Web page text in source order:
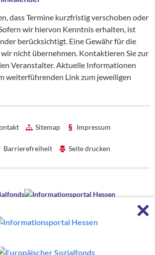
dass Termine kurzfristig verschoben oder
wir hiervon Kenntnis erhalten, ist
berücksichtigt. Eine Gewähr für die
nicht übernehmen. Kontaktieren Sie zur
Veranstalter. Aktuelle Informationen
weiterführenden Link zum jeweiligen
Sitemap Impressum
Barrierefreiheit Seite drucken
OloV wird gefördert von der Europäischen
des Hessischen Ministeriums für Wirtschaft,
Bildung und Chancen.